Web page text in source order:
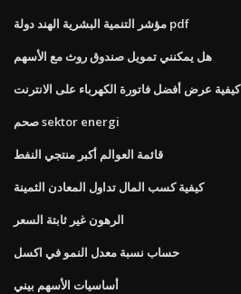
مؤشر التنمية البشرية الهند دولة pdf
هل يمكنني تمويل صندوق روث مع الأسهم
كيفية عرض أفضل فاتورة الكهرباء على الانترنت
صحم sektor energi
قائمة العوالم أكبر منتجي النفط
كيفية كسب المال تداول المعادن الثمينة
الرهون غير ثابتة السعر
حساب نسبة معدل النمو في اكسل
أساسيات الأسهم بيني